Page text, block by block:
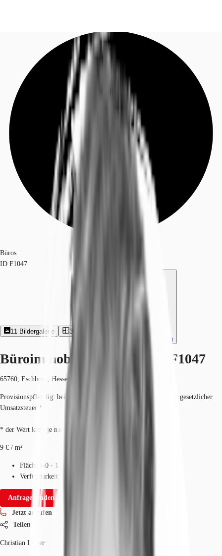
Investieren
Marktinformationen
Mehrwert
Coworking
Ihre Ansprechpartner
Favoriten
Jetzt anrufen Kontaktieren Sie uns
Büros
ID F1047
11 Bildergalerie 3
Exposé herunterladen
Büroimmobilie - Eschborn - F1047
65760, Eschborn, Hessen
Provisionspflichtig: bei Anmietung 4 Netto-Monatsmieten zzgl. gesetzlicher
Umsatzsteuer.*
* der Wert kann je nach Vertragslaufzeit variieren.
9 € / m²
Fläche
350 - 1.115 m²
Verfügbarkeit
Anfrage senden
Jetzt anrufen
Teilen
Christian Lütter